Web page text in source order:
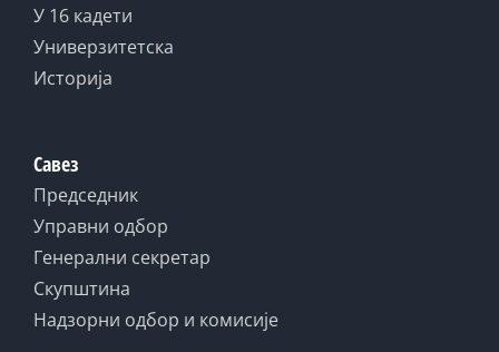
У 16 кадети
Универзитетска
Историја
Савез
Председник
Управни одбор
Генерални секретар
Скупштина
Надзорни одбор и комисије